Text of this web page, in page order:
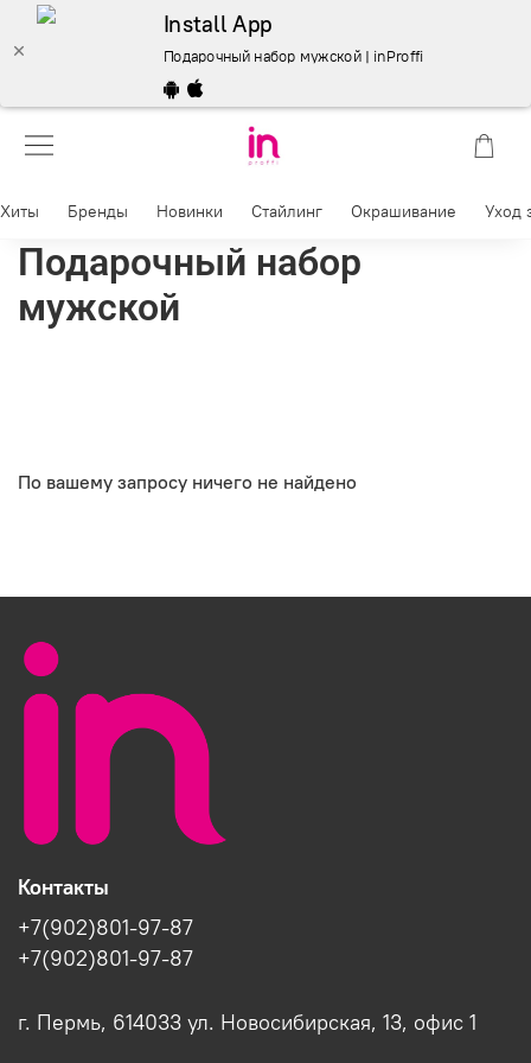
Install App
Подарочный набор мужской | inProffi
Хиты Бренды Новинки Стайлинг Окрашивание Уход
Подарочный набор
мужской
По вашему запросу ничего не найдено
Контакты
+7(902)801-97-87
+7(902)801-97-87
г. Пермь, 614033 ул. Новосибирская, 13, офис 1